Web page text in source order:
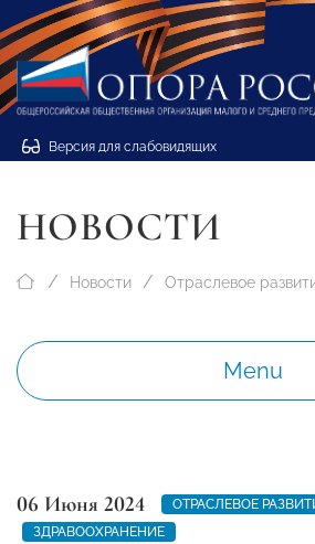
Версия для слабовидящих
НОВОСТИ
Новости Отраслевое
Menu
06 Июня 2024
ОТРАСЛЕВОЕ
ЗДРАВООХРАНЕНИЕ